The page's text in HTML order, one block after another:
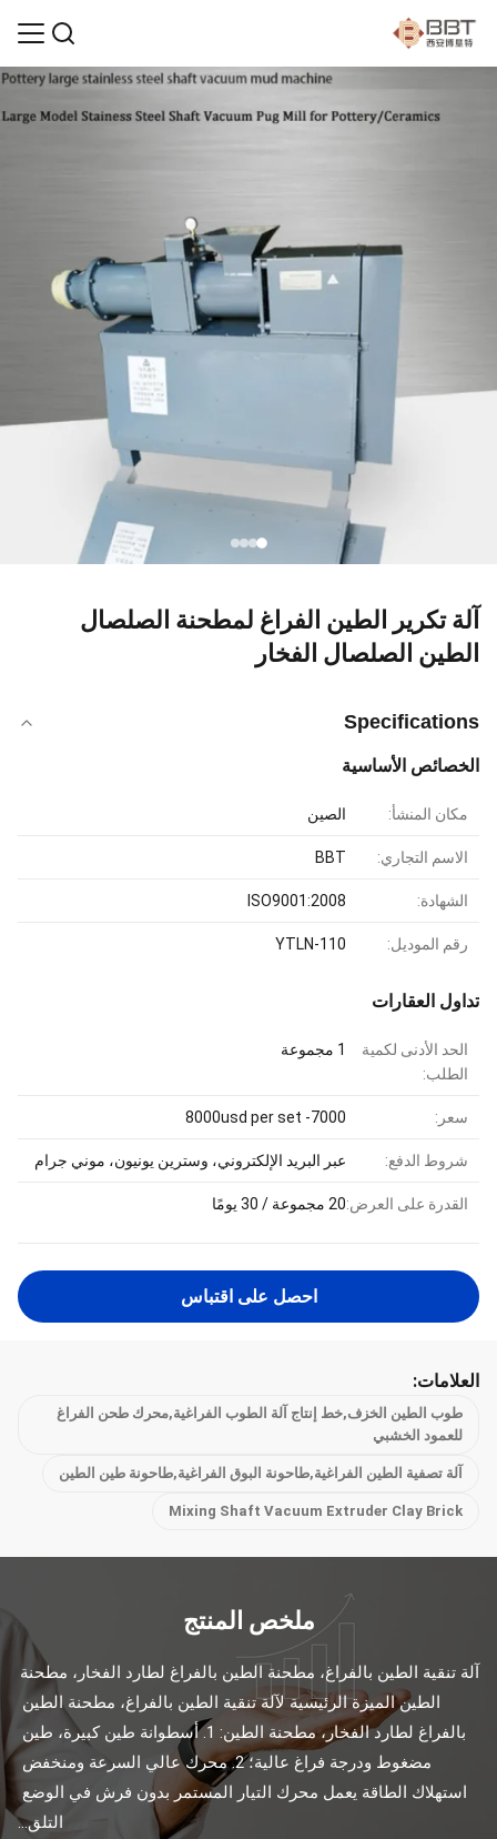
آلة تكرير الطين الفراغ لمطحنة الصلصال
الطين الصلصال الفخار
Specifications
الخصائص الأساسية
مكان المنشأ: الصين
الاسم التجاري: BBT
الشهادة: ISO9001:2008
رقم الموديل: YTLN-110
تداول العقارات
الحد الأدنى لكمية
الطلب:
1 مجموعة
سعر: 7000- 8000usd per set
شروط الدفع: عبر البريد الإلكتروني، وسترين يونيون، موني جرام
القدرة على العرض:20 مجموعة / 30 يومًا
احصل على اقتباس
العلامات:
طوب الطين الخزف,خط إنتاج آلة الطوب الفراغية,محرك طحن الفراغ
للعمود الخشبي
آلة تصفية الطين الفراغية,طاحونة البوق الفراغية,طاحونة طين الطين
Mixing Shaft Vacuum Extruder Clay Brick
ملخص المنتج
التلق...